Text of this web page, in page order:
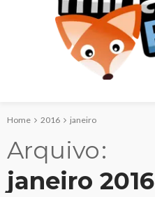
Home 2016 janeiro
Arquivo
janeiro 2016